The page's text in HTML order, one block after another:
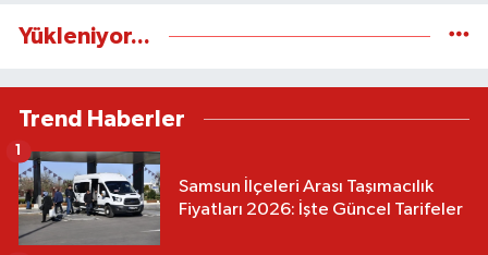
Yükleniyor...
Trend Haberler
Samsun İlçeleri Arası Taşımacılık
Fiyatları 2026: İşte Güncel Tarifeler
1